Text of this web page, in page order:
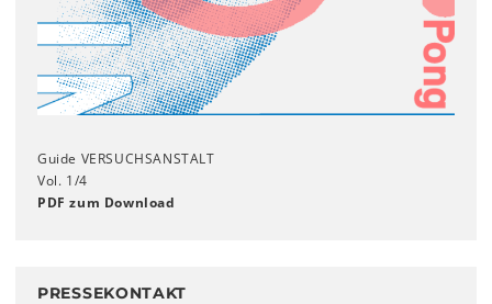
Guide VERSUCHSANSTALT
Vol. 1/4
PDF zum Download
PRESSEKONTAKT